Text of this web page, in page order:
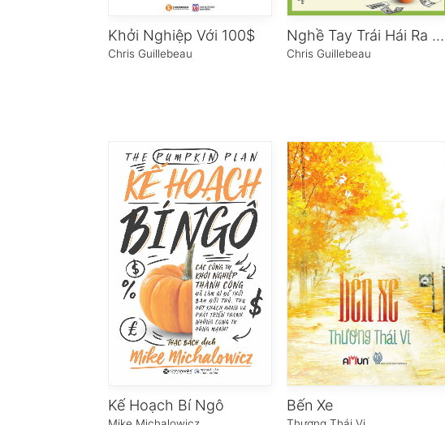
Khởi Nghiệp Với 100$
Chris Guillebeau
Nghề Tay Trái Hái Ra Tiền
Chris Guillebeau
Kế Hoạch Bí Ngô Bến Xe